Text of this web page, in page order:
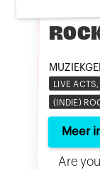
LIVE
(INDIE)
Meer
Are